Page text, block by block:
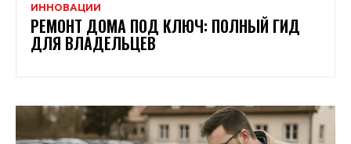
ИННОВАЦИИ
РЕМОНТ ДОМА ПОД КЛЮЧ: ПОЛНЫЙ ГИД
ДЛЯ ВЛАДЕЛЬЦЕВ